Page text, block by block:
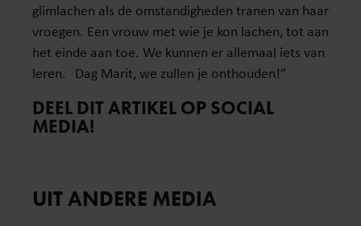
glimlachen als de omstandigheden tranen van haar
vroegen. Een vrouw met wie je kon lachen, tot aan
het einde aan toe. We kunnen er allemaal iets van
leren. Dag Marit, we zullen je onthouden!”
DEEL DIT ARTIKEL OP SOCIAL
MEDIA!
UIT ANDERE MEDIA